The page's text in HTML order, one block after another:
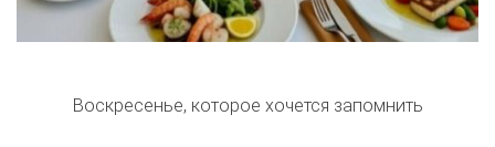
Воскресенье, которое хочется запомнить